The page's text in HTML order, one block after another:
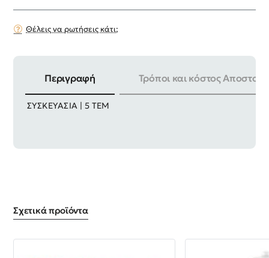
Θέλεις να ρωτήσεις κάτι;
Περιγραφή Τρόποι και κόστος
ΜΗΚΟΣ | 260mm ΥΛΙΚΟ | CR-V + Cr - Mo
ΣΥΣΚΕΥΑΣΙΑ | 5 ΤΕΜ
Σχετικά προϊόντα